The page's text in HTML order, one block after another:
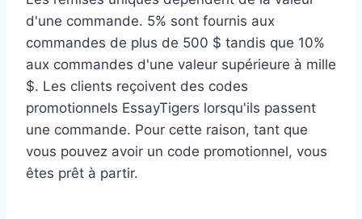
d'une commande. 5% sont fournis aux
commandes de plus de 500 $ tandis que 10%
aux commandes d'une valeur supérieure à mille
$. Les clients reçoivent des codes
promotionnels EssayTigers lorsqu'ils passent
une commande. Pour cette raison, tant que
vous pouvez avoir un code promotionnel, vous
êtes prêt à partir.